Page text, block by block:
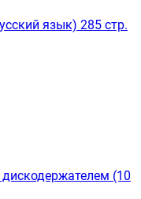
язык) 285 стр.
(10